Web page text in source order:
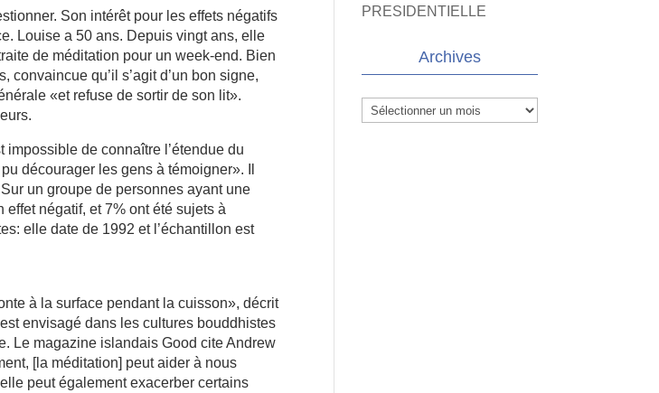
Son intérêt pour les effets négatifs
Louise a 50 ans. Depuis vingt ans, elle
de méditation pour un week-end. Bien
convaincue qu’il s’agit d’un bon signe,
«et refuse de sortir de son lit».
impossible de connaître l’étendue du
décourager les gens à témoigner». Il
un groupe de personnes ayant une
négatif, et 7% ont été sujets à
elle date de 1992 et l’échantillon est
à la surface pendant la cuisson», décrit
envisagé dans les cultures bouddhistes
Le magazine islandais Good cite Andrew
[la méditation] peut aider à nous
peut également exacerber certains
PRESIDENTIELLE
Archives
Archives